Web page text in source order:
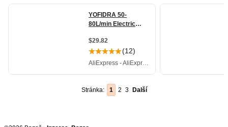
Stránka: 1 2 3 Další